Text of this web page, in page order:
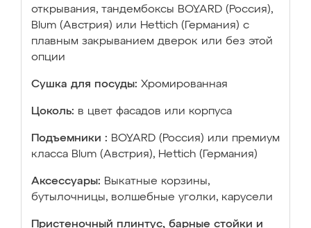
открывания, тандембоксы BOYARD (Россия),
Blum (Австрия) или Hettich (Германия) с
плавным закрыванием дверок или без этой
опции
Сушка для посуды: Хромированная
Цоколь: в цвет фасадов или корпуса
Подъемники : BOYARD (Россия) или премиум
класса Blum (Австрия), Hettich (Германия)
Аксессуары: Выкатные корзины,
бутылочницы, волшебные уголки, карусели
Пристеночный плинтус, барные стойки и